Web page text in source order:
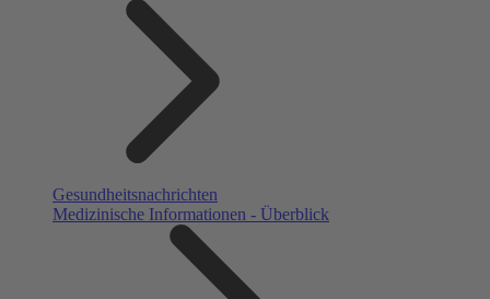
Gesundheitsnachrichten
Medizinische Informationen - Überblick